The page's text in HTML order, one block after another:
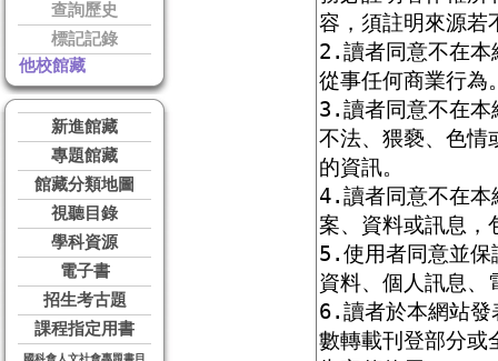
查詢歷史
標記記錄
他校館藏
新進館藏
專題館藏
館藏分類地圖
視聽目錄
學科資源
電子書
招生考古題
課程指定用書
國科會人文社會專題書目